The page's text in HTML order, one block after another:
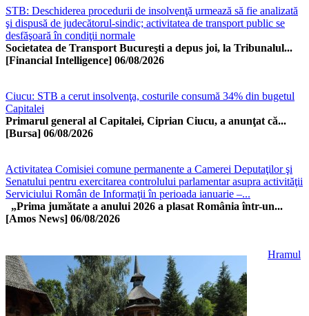
STB: Deschiderea procedurii de insolvenţă urmează să fie analizată
şi dispusă de judecătorul-sindic; activitatea de transport public se
desfăşoară în condiţii normale
Societatea de Transport Bucureşti a depus joi, la Tribunalul...
[Financial Intelligence] 06/08/2026
Ciucu: STB a cerut insolvenţa, costurile consumă 34% din bugetul
Capitalei
Primarul general al Capitalei, Ciprian Ciucu, a anunţat că...
[Bursa] 06/08/2026
Activitatea Comisiei comune permanente a Camerei Deputaţilor şi
Senatului pentru exercitarea controlului parlamentar asupra activităţii
Serviciului Român de Informaţii în perioada ianuarie –...
„Prima jumătate a anului 2026 a plasat România într-un...
[Amos News] 06/08/2026
Hramul